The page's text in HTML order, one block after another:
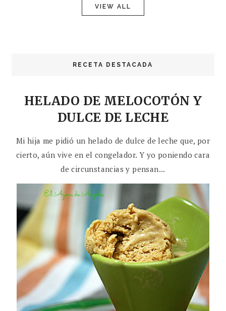
VIEW ALL
RECETA DESTACADA
HELADO DE MELOCOTÓN Y
DULCE DE LECHE
Mi hija me pidió un helado de dulce de leche que, por
cierto, aún vive en el congelador. Y yo poniendo cara
de circunstancias y pensan...